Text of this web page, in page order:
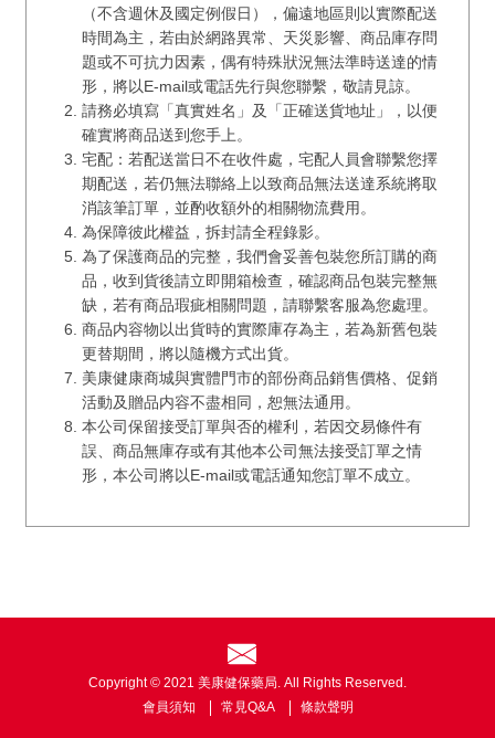
（不含週休及國定例假日），偏遠地區則以實際配送
時間為主，若由於網路異常、天災影響、商品庫存問
題或不可抗力因素，偶有特殊狀況無法準時送達的情
形，將以E-mail或電話先行與您聯繫，敬請見諒。
請務必填寫「真實姓名」及「正確送貨地址」，以便
確實將商品送到您手上。
宅配：若配送當日不在收件處，宅配人員會聯繫您擇
期配送，若仍無法聯絡上以致商品無法送達系統將取
消該筆訂單，並酌收額外的相關物流費用。
為保障彼此權益，拆封請全程錄影。
為了保護商品的完整，我們會妥善包裝您所訂購的商
品，收到貨後請立即開箱檢查，確認商品包裝完整無
缺，若有商品瑕疵相關問題，請聯繫客服為您處理。
商品内容物以出貨時的實際庫存為主，若為新舊包裝
更替期間，將以隨機方式出貨。
美康健康商城與實體門市的部份商品銷售價格、促銷
活動及贈品内容不盡相同，恕無法通用。
本公司保留接受訂單與否的權利，若因交易條件有
誤、商品無庫存或有其他本公司無法接受訂單之情
形，本公司將以E-mail或電話通知您訂單不成立。
Copyright © 2021 美康健保藥局. All Rights Reserved.
會員須知
常見Q&A 條款聲明